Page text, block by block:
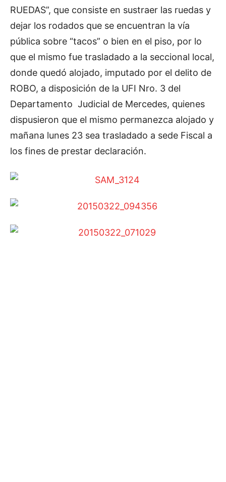
RUEDAS”, que consiste en sustraer las ruedas y
dejar los rodados que se encuentran la vía
pública sobre “tacos” o bien en el piso, por lo
que el mismo fue trasladado a la seccional local,
donde quedó alojado, imputado por el delito de
ROBO, a disposición de la UFI Nro. 3 del
Departamento Judicial de Mercedes, quienes
dispusieron que el mismo permanezca alojado y
mañana lunes 23 sea trasladado a sede Fiscal a
los fines de prestar declaración.